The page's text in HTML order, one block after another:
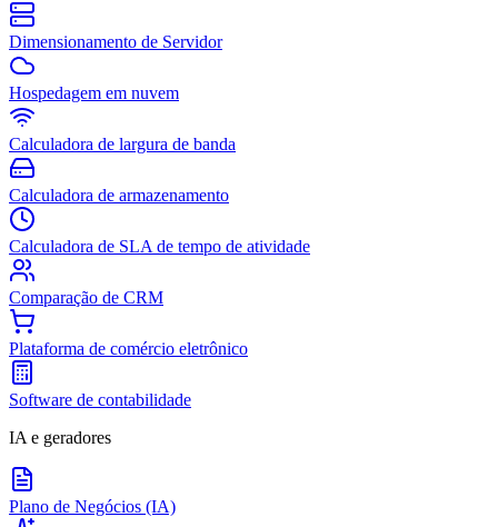
Dimensionamento de Servidor
Hospedagem em nuvem
Calculadora de largura de banda
Calculadora de armazenamento
Calculadora de SLA de tempo de atividade
Comparação de CRM
Plataforma de comércio eletrônico
Software de contabilidade
IA e geradores
Plano de Negócios (IA)